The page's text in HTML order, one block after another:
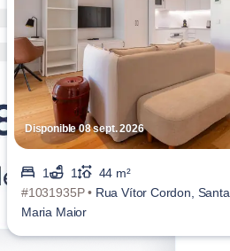
Disponible 08 sept. 2026
1 1
44 m²
#1031935P • Rua Vítor Cordon, Santa
Maria Maior